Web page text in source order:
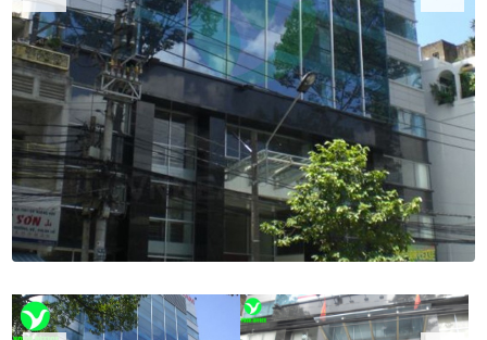
THIÊN NAM BUILDING 13$ /m2
Địa chỉ: Ngô Gia Tự, Phường 2, Quận 10